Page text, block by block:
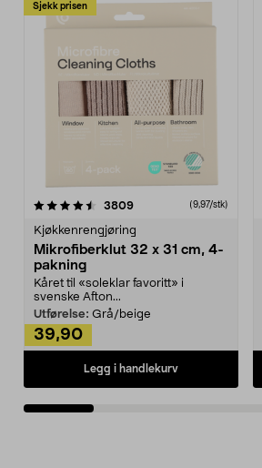
Sjekk prisen
3809anmeldelser(9,97/stk)
Kjøkkenrengjøring
Mikrofiberklut 32 x 31 cm, 4-
pakning
Kåret til «soleklar favoritt» i
svenske Afton...
Utførelse: Grå/beige
39,90
Legg i handlekurv
4.5av 5 stjerner